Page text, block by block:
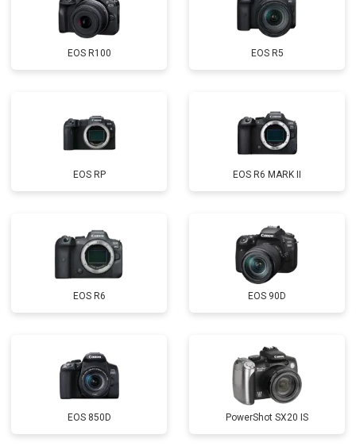
EOS R100 EOS R5
EOS RP EOS R6 MARK II
EOS R6 EOS 90D
EOS 850D PowerShot SX20 IS